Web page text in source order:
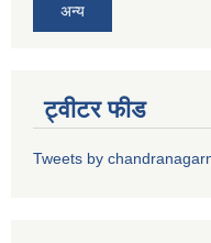
अन्य
ट्वीटर फीड
Tweets by